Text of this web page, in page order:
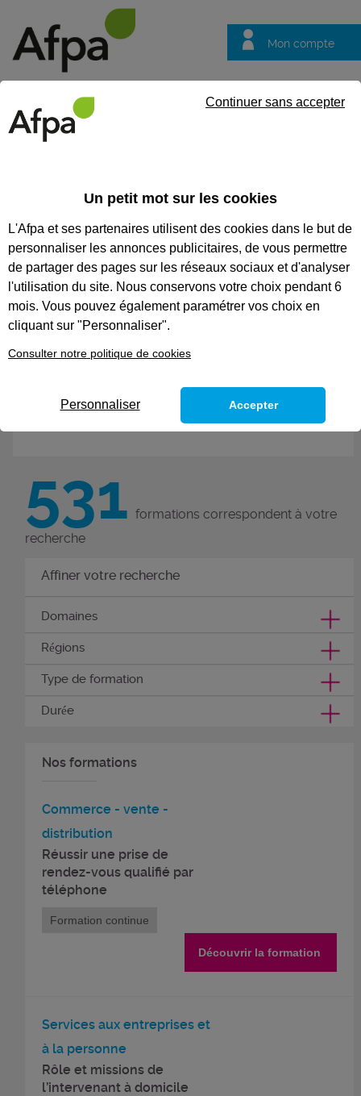
Mon compte
questions
NOS FORMATIONS
COMPÉTENCES MÉTIER
Nos formations
compétences métier
Renforcez vos compétences,
L’Afpa vous propose d’acquérir
Découvrez nos formations
531 formations correspondent à votre
recherche
Affiner votre recherche
Domaines
Régions
Type de formation
Durée
Nos formations
Commerce - vente -
distribution
Réussir une prise de
rendez-vous qualifié par
téléphone
Formation continue
Découvrir la formation
Services aux entreprises et
à la personne
Rôle et missions de
l’intervenant à domicile
Un petit mot sur les cookies
L'Afpa et ses partenaires utilisent des cookies dans le but de
personnaliser les annonces publicitaires, de vous permettre
de partager des pages sur les réseaux sociaux et d'analyser
l'utilisation du site. Nous conservons votre choix pendant 6
mois. Vous pouvez également paramétrer vos choix en
cliquant sur "Personnaliser".
Consulter notre politique de cookies
Continuer sans accepter
Personnaliser Accepter